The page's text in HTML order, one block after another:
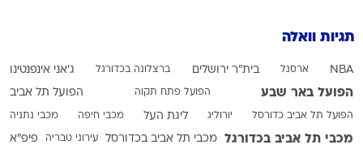
תגיות וואלה
NBA ארסנל בית"ר ירושלים ברצלונה בכדורגל ג'אני אינפנטינו
הפועל באר שבע הפועל פתח תקוה הפועל תל אביב
הפועל תל אביב כדורסל יורוליג ליגת העל מכבי חיפה מכבי נתניה
מכבי תל אביב בכדורגל מכבי תל אביב בכדורסל עירוני טבריה פיפ"א